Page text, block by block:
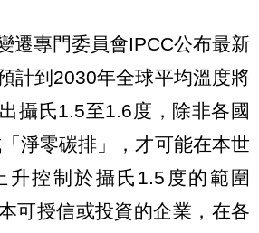
遷專門委員會IPCC公布最新
計到2030年全球平均溫度將
攝氏1.5至1.6度，除非各國
淨零碳排」，才可能在本世
升控制於攝氏1.5度的範圍
可授信或投資的企業，在各